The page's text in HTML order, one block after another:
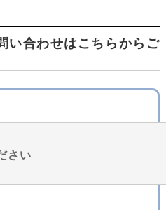
い合わせはこちらからご
さい